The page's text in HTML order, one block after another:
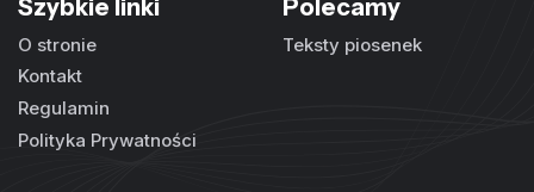
Szybkie linki
O stronie
Kontakt
Regulamin
Polityka Prywatności
Polecamy
Teksty piosenek